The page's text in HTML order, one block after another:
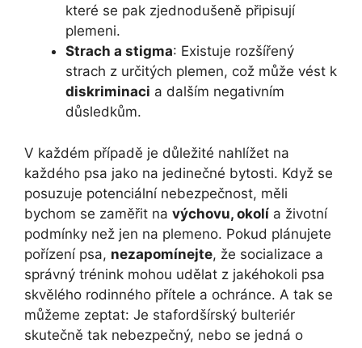
které se pak zjednodušeně připisují
plemeni.
Strach a stigma: Existuje rozšířený
strach z určitých plemen, což může vést k
diskriminaci a dalším negativním
důsledkům.
V každém případě je důležité nahlížet na
každého psa jako na jedinečné bytosti. Když se
posuzuje potenciální nebezpečnost, měli
bychom se zaměřit na výchovu, okolí a životní
podmínky než jen na plemeno. Pokud plánujete
pořízení psa, nezapomínejte, že socializace a
správný trénink mohou udělat z jakéhokoli psa
skvělého rodinného přítele a ochránce. A tak se
můžeme zeptat: Je stafordšírský bulteriér
skutečně tak nebezpečný, nebo se jedná o